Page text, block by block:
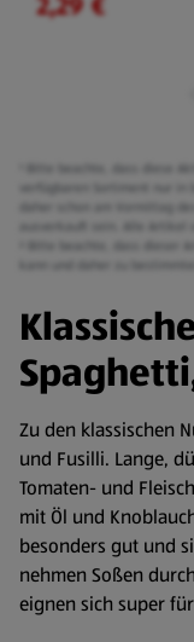
¹ Bitte beachte, dass diese
daher schon am Vormittag
Zu den klassischen
und Fusilli. Lange,
Tomaten- und
mit Öl und
besonders gut und
nehmen Soßen
eignen sich super